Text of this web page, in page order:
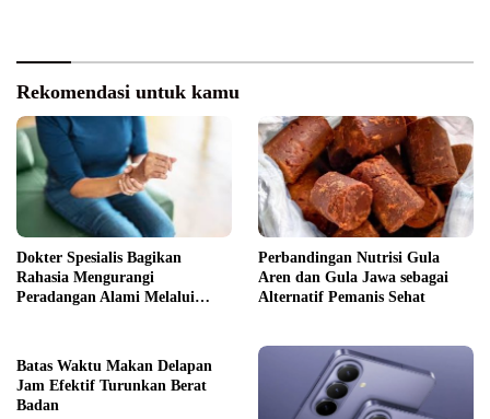
Rekomendasi untuk kamu
Dokter Spesialis Bagikan
Rahasia Mengurangi
Peradangan Alami Melalui
Perbandingan Nutrisi Gula
Aren dan Gula Jawa sebagai
Alternatif Pemanis Sehat
Batas Waktu Makan Delapan
Jam Efektif Turunkan Berat
Badan